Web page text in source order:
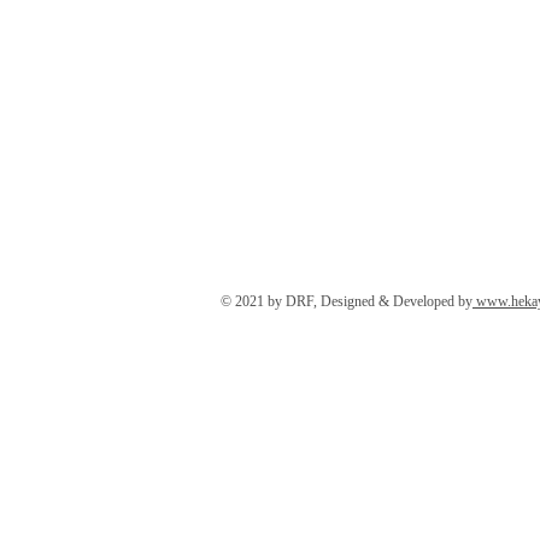
© 2021 by DRF, Designed & Developed by